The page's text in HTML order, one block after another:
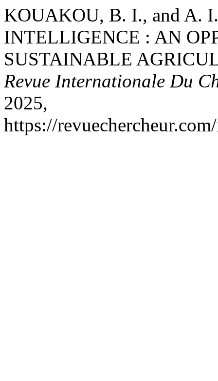
KOUAKOU, B. I., and A.
INTELLIGENCE : AN
SUSTAINABLE
Revue Internationale Du
2025,
https://